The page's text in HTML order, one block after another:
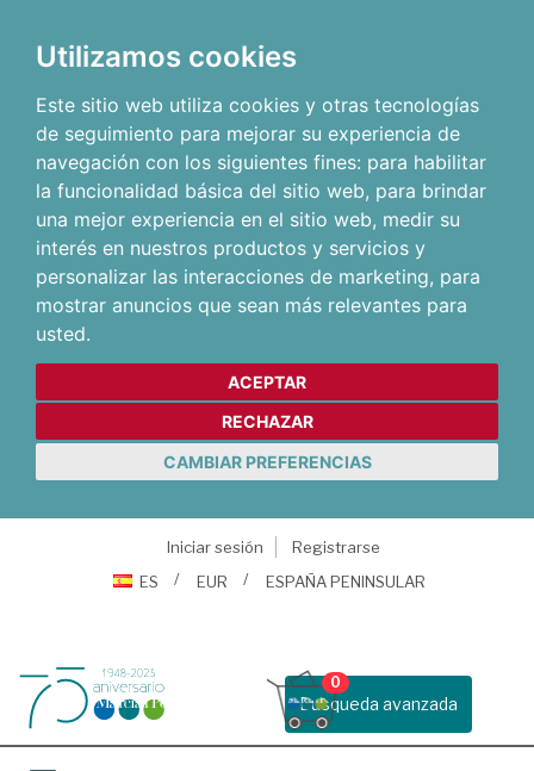
Utilizamos cookies
Este sitio web utiliza cookies y otras tecnologías
de seguimiento para mejorar su experiencia de
navegación con los siguientes fines: para habilitar
la funcionalidad básica del sitio web, para brindar
una mejor experiencia en el sitio web, medir su
interés en nuestros productos y servicios y
personalizar las interacciones de marketing, para
mostrar anuncios que sean más relevantes para
usted.
ACEPTAR
RECHAZAR
CAMBIAR PREFERENCIAS
Iniciar sesión
Registrarse
ES
EUR ESPAÑA PENINSULAR
Busqueda avanzada
0